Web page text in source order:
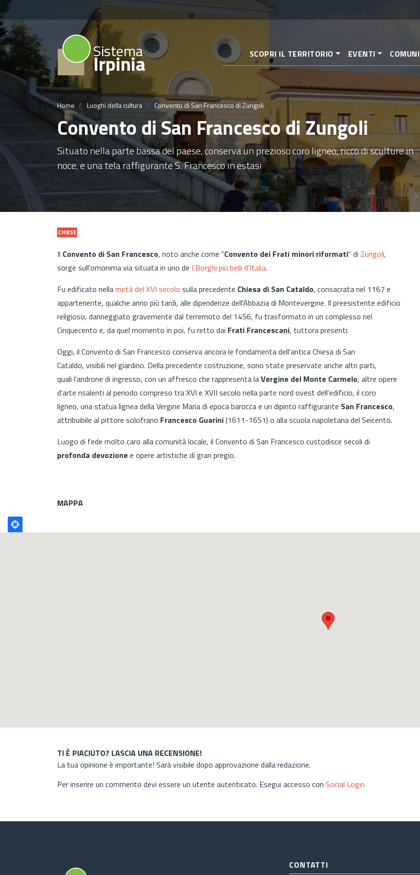
al
Sistema
Irpinia SCOPRI IL TERRITORIO EVENTI COMUNI
Home Luoghi della cultura Convento di San Francesco di Zungoli
Convento di San Francesco di Zungoli
Situato nella parte bassa del paese, conserva un prezioso coro ligneo, ricco di sculture in
noce, e una tela raffigurante S. Francesco in estasi
CHIESE
Il Convento di San Francesco, noto anche come "Convento dei Frati minori riformati" di Zungoli,
sorge sull'omonima via situata in uno de I Borghi più belli d'Italia.
Fu edificato nellametà del XVI secolo sulla precedente Chiesa di San Cataldo, consacrata nel 1167 e
appartenente, qualche anno più tardi, alle dipendenze dell'Abbazia di Montevergine. Il preesistente edificio
religioso, danneggiato gravemente dal terremoto del 1456, fu trasformato in un complesso nel
Cinquecento e, da quel momento in poi, fu retto dai Frati Francescani, tuttora presenti.
Oggi, il Convento di San Francesco conserva ancora le fondamenta dell'antica Chiesa di San
Cataldo, visibili nel giardino. Della precedente costruzione, sono state preservate anche altri parti,
quali l'androne di ingresso, con un affresco che rappresenta laVergine del Monte Carmelo, altre opere
d'arte risalenti al periodo compreso tra XVI e XVII secolo nella parte nord ovest dell'edificio, il coro
ligneo, una statua lignea della Vergine Maria di epoca barocca e un dipinto raffigurante San Francesco,
attribuibile al pittore solofrano Francesco Guarini(1611-1651) o alla scuola napoletana del Seicento.
Luogo di fede molto caro alla comunità locale, il Convento di San Francesco custodisce secoli di
profonda devozione e opere artistiche di gran pregio.
MAPPA
Poligono
GEO
TI È PIACIUTO? LASCIA UNA RECENSIONE!
La tua opinione è importante! Sarà visibile dopo approvazione dalla redazione.
Per inserire un commento devi essere un utente autenticato. Esegui accesso con Social Login
CONTATTI